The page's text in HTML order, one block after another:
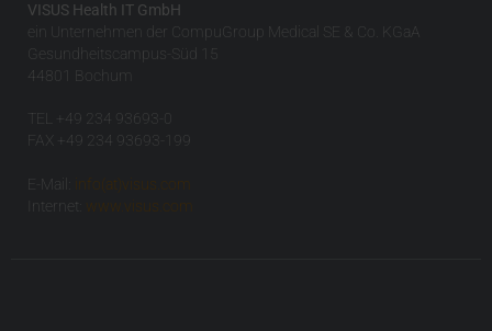
VISUS Health IT GmbH
ein Unternehmen der CompuGroup Medical SE & Co. KGaA
Gesundheitscampus-Süd 15
44801 Bochum
TEL +49 234 93693-0
FAX +49 234 93693-199
E-Mail:
info(at)visus.com
Internet:
www.visus.com